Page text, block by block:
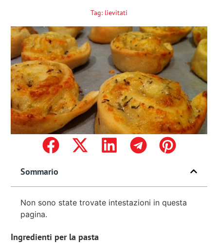
Tag: lievitati
Sommario
Non sono state trovate intestazioni in questa
pagina.
Ingredienti per la pasta